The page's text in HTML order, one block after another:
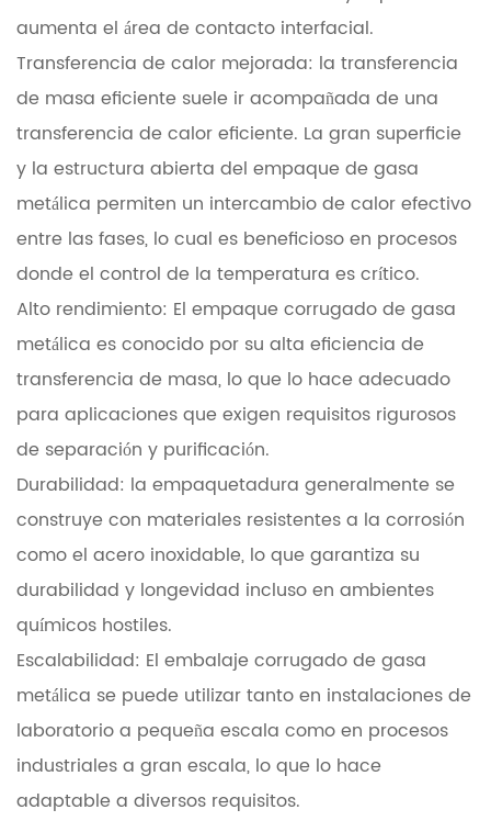
aumenta el área de contacto interfacial.
Transferencia de calor mejorada: la transferencia
de masa eficiente suele ir acompañada de una
transferencia de calor eficiente. La gran superficie
y la estructura abierta del empaque de gasa
metálica permiten un intercambio de calor efectivo
entre las fases, lo cual es beneficioso en procesos
donde el control de la temperatura es crítico.
Alto rendimiento: El empaque corrugado de gasa
metálica es conocido por su alta eficiencia de
transferencia de masa, lo que lo hace adecuado
para aplicaciones que exigen requisitos rigurosos
de separación y purificación.
Durabilidad: la empaquetadura generalmente se
construye con materiales resistentes a la corrosión
como el acero inoxidable, lo que garantiza su
durabilidad y longevidad incluso en ambientes
químicos hostiles.
Escalabilidad: El embalaje corrugado de gasa
metálica se puede utilizar tanto en instalaciones de
laboratorio a pequeña escala como en procesos
industriales a gran escala, lo que lo hace
adaptable a diversos requisitos.